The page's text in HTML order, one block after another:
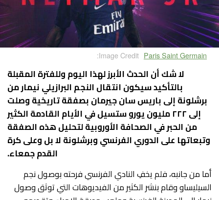
Image Credit: Paris Saint Germain
لا شك أن الحدث الأبرز لهذا اليوم وللفترة المقبلة
بالتأكيد سيكون انتقال النجم البرازيلي نيمار من
برشلونة إلى باريس سان جيرمان بصفقة تاريخية وصلت
إلى ٢٢٢ مليون يورو ستسيل في الأيام القادمة الكثير
من الحبر في الصحافة الأوروبية لتحليل هذه الصفقة
وتبعاتها على الدوري الفرنسي وبرشلونة لا بل وعلى كرة
القدم جمعاء.
أما من جانبه، فلم يخفِ النادي الفرنسي فرحته بوصول نجم
السيليساو وقام بنشر الكثير من الفيديوهات التي توثق وصول